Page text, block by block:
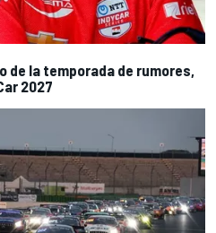
de la temporada de rumores,
2027